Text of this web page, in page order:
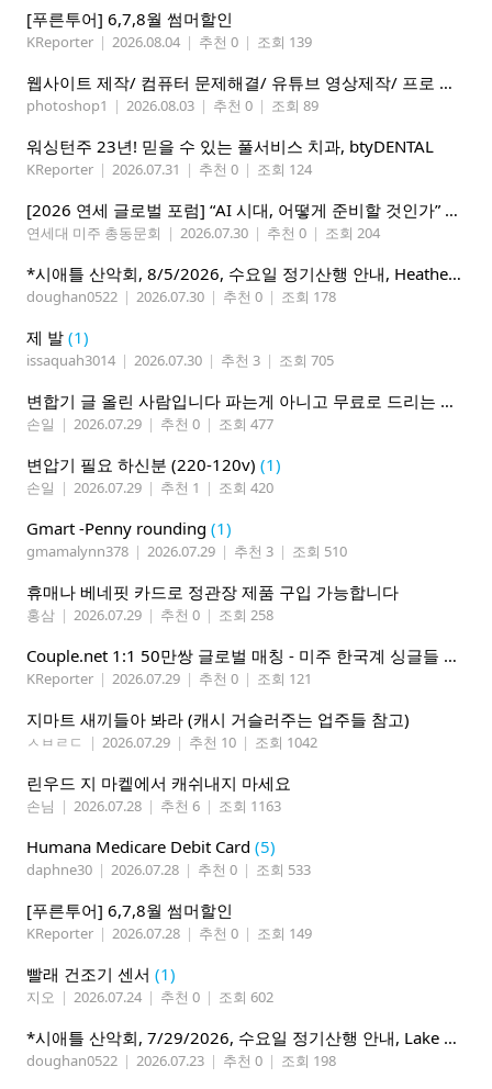
[푸른투어] 6,7,8월 썸머할인
KReporter | 2026.08.04 | 추천 0 | 조회 139
웹사이트 제작/ 컴퓨터 문제해결/ 유튜브 영상제작/ 프로 사진촬영
photoshop1 | 2026.08.03 | 추천 0 | 조회 89
워싱턴주 23년! 믿을 수 있는 풀서비스 치과, btyDENTAL
KReporter | 2026.07.31 | 추천 0 | 조회 124
[2026 연세 글로벌 포럼] “AI 시대, 어떻게 준비할 것인가” 8월 7-10일 벨뷰 개최
연세대 미주 총동문회 | 2026.07.30 | 추천 0 | 조회 204
*시애틀 산악회, 8/5/2026, 수요일 정기산행 안내, Heather Lake*
doughan0522 | 2026.07.30 | 추천 0 | 조회 178
제 발 (1)
issaquah3014 | 2026.07.30 | 추천 3 | 조회 705
변합기 글 올린 사람입니다 파는게 아니고 무료로 드리는 겁니다 필요하신분 연락처 남겨주시면 됩니다
손일 | 2026.07.29 | 추천 0 | 조회 477
변압기 필요 하신분 (220-120v) (1)
손일 | 2026.07.29 | 추천 1 | 조회 420
Gmart -Penny rounding (1)
gmamalynn378 | 2026.07.29 | 추천 3 | 조회 510
휴매나 베네핏 카드로 정관장 제품 구입 가능합니다
홍삼 | 2026.07.29 | 추천 0 | 조회 258
Couple.net 1:1 50만쌍 글로벌 매칭 - 미주 한국계 싱글들 모이세요
KReporter | 2026.07.29 | 추천 0 | 조회 121
지마트 새끼들아 봐라 (캐시 거슬러주는 업주들 참고)
ㅅㅂㄹㄷ | 2026.07.29 | 추천 10 | 조회 1042
린우드 지 마켙에서 캐쉬내지 마세요
손님 | 2026.07.28 | 추천 6 | 조회 1163
Humana Medicare Debit Card (5)
daphne30 | 2026.07.28 | 추천 0 | 조회 533
[푸른투어] 6,7,8월 썸머할인
KReporter | 2026.07.28 | 추천 0 | 조회 149
빨래 건조기 센서 (1)
지오 | 2026.07.24 | 추천 0 | 조회 602
*시애틀 산악회, 7/29/2026, 수요일 정기산행 안내, Lake 22*
doughan0522 | 2026.07.23 | 추천 0 | 조회 198